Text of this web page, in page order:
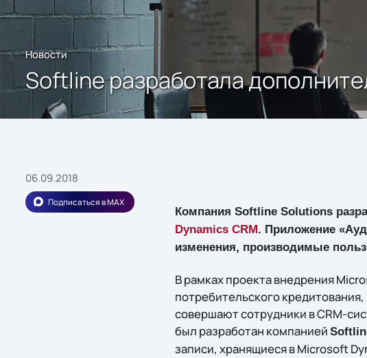
Новости
Softline разработала
06.09.2018
Подписаться в MAX
Компания Softline Solutions
Dynamics CRM. Приложение
изменения, производимые
В рамках проекта внедрения
потребительского
совершают сотрудники в CRM-
был разработан компанией
записи, хранящиеся в Microsoft